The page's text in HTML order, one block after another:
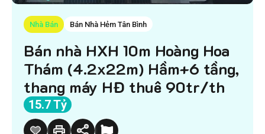
Nhà Bán Bán Nhà Hẻm Tân Bình
Bán nhà HXH 10m Hoàng Hoa
Thám (4.2x22m) Hầm+6 tầng,
thang máy HĐ thuê 90tr/th
15.7 Tỷ